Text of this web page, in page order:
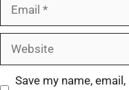
Save my name,